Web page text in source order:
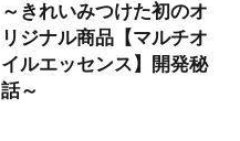
～きれいみつけた初のオ
リジナル商品【マルチオ
イルエッセンス】開発秘
話～